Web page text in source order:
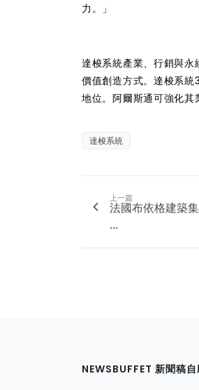
力。」
達梭​系統產業、行銷與
價值創造方式。達梭系統
地位。阿爾斯通可強化其
達梭系統
上一篇
法國布依格建築
...
NEWSBUFFET 新聞稿